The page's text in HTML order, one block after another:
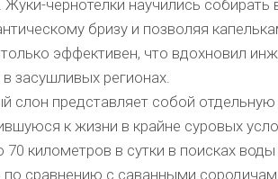
чернотелки научились собирать
бризу и позволяя
эффективен, что вдохновил
засушливых регионах.
слон представляет собой
к жизни в крайне суровых
километров в сутки в поисках
сравнению с саванными